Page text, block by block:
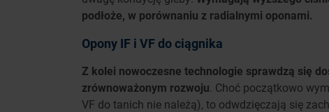
podłoże, w porównaniu z radialnymi oponami.
Opony IF i VF do ciągnika
Z kolei nowoczesne technologie sprawdzą się
zrównoważonym rozwoju . Choć początkowo
VF do tanich nie należą), to odwdzięczają się